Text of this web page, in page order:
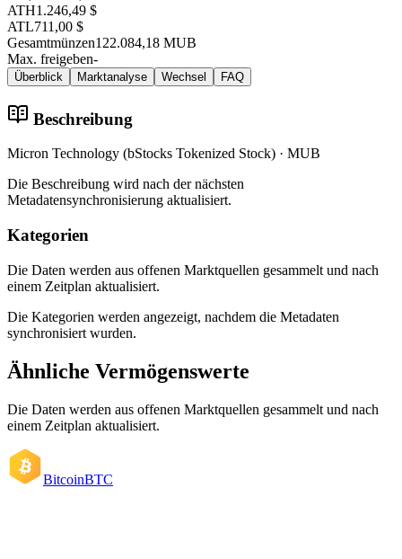
ATH1.246,49 $
ATL711,00 $
Gesamtmünzen122.084,18 MUB
Max. freigeben-
Überblick Marktanalyse Wechsel FAQ
Beschreibung
Micron Technology (bStocks Tokenized Stock) · MUB
Die Beschreibung wird nach der nächsten
Metadatensynchronisierung aktualisiert.
Kategorien
Die Daten werden aus offenen Marktquellen gesammelt und nach
einem Zeitplan aktualisiert.
Die Kategorien werden angezeigt, nachdem die Metadaten
synchronisiert wurden.
Ähnliche Vermögenswerte
Die Daten werden aus offenen Marktquellen gesammelt und nach
einem Zeitplan aktualisiert.
BitcoinBTC